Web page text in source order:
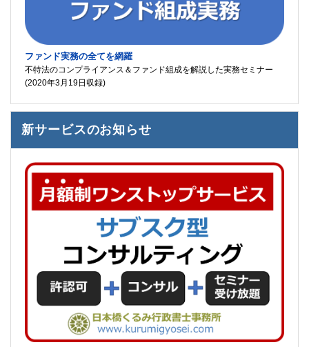
ファンド実務の全てを網羅
不特法のコンプライアンス＆ファンド組成を解説した実務セミナー
(2020年3月19日収録)
新サービスのお知らせ